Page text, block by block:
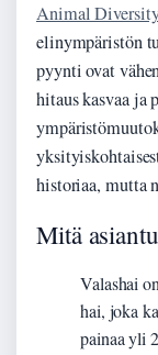
Animal
elinympäristön
pyynti ovat
hitaus kasvaa
historiaa, mutta
Mitä
Valashai
hai, joka
painaa yli